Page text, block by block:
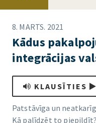
8. MARTS. 2021
Kādus
integrācijas
KLAUSĪTIES
Patstāvīga un
Kā palīdzēt to